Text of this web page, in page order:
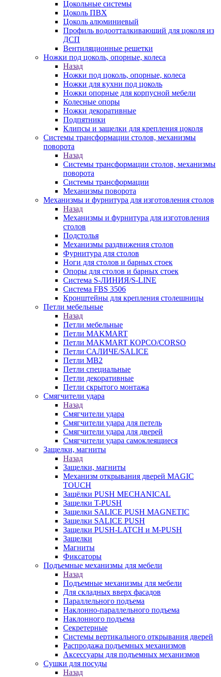
Цокольные системы
Цоколь ПВХ
Цоколь алюминиевый
Профиль водоотталкивающий для цоколя из
ДСП
Вентиляционные решетки
Ножки под цоколь, опорные, колеса
Назад
Ножки под цоколь, опорные, колеса
Ножки для кухни под цоколь
Ножки опорные для корпусной мебели
Колесные опоры
Ножки декоративные
Подпятники
Клипсы и защелки для крепления цоколя
Системы трансформации столов, механизмы
поворота
Назад
Системы трансформации столов, механизмы
поворота
Системы трансформации
Механизмы поворота
Механизмы и фурнитура для изготовления столов
Назад
Механизмы и фурнитура для изготовления
столов
Подстолья
Механизмы раздвижения столов
Фурнитура для столов
Ноги для столов и барных стоек
Опоры для столов и барных стоек
Система S-ЛИНИЯ/S-LINE
Система FBS 3506
Кронштейны для крепления столешницы
Петли мебельные
Назад
Петли мебельные
Петли MAKMART
Петли MAKMART КОРСО/CORSO
Петли САЛИЧЕ/SALICE
Петли MB2
Петли специальные
Петли декоративные
Петли скрытого монтажа
Смягчители удара
Назад
Смягчители удара
Смягчители удара для петель
Смягчители удара для дверей
Cмягчители удара самоклеящиеся
Защелки, магниты
Назад
Защелки, магниты
Механизм открывания дверей MAGIC
TOUCH
Защёлки PUSH MECHANICAL
Защелки T-PUSH
Защелки SALICE PUSH MAGNETIC
Защелки SALICE PUSH
Защелки PUSH-LATCH и M-PUSH
Защелки
Магниты
Фиксаторы
Подъемные механизмы для мебели
Назад
Подъемные механизмы для мебели
Для складных вверх фасадов
Параллельного подъема
Наклонно-параллельного подъема
Наклонного подъема
Секретерные
Системы вертикального открывания дверей
Распродажа подъемных механизмов
Аксессуары для подъемных механизмов
Сушки для посуды
Назад